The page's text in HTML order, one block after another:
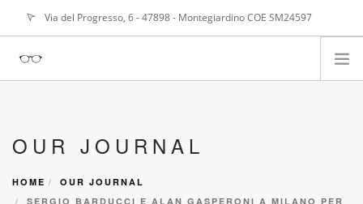
Via del Progresso, 6 - 47898 - Montegiardino COE SM24597
NEWS
OUR JOURNAL
HOME
OUR JOURNAL
SERGIO BARDUCCI E ALAN GASPERONI A MILANO PER